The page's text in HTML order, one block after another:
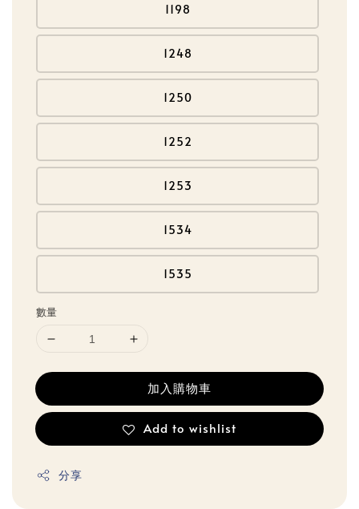
1198
1248
1250
1252
1253
1534
1535
數量
加入購物車
Add to wishlist
分享